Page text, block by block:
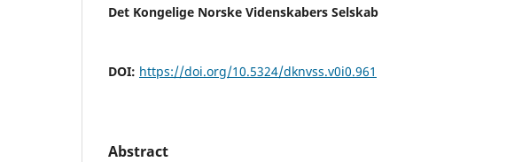
Det Kongelige Norske Videnskabers Selskab
DOI: https://doi.org/10.5324/dknvss.v0i0.961
Abstract